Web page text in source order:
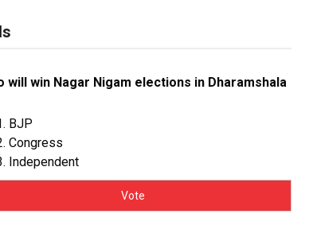
will win Nagar Nigam elections in Dharamshala
BJP
Congress
Independent